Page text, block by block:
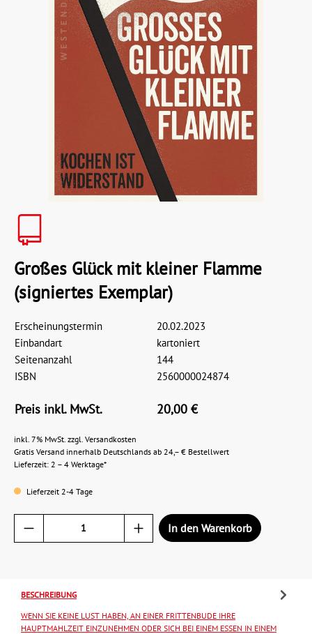
Großes Glück mit kleiner Flamme
(signiertes Exemplar)
Erscheinungstermin
20.02.2023
Einbandart
kartoniert
Seitenanzahl
144
ISBN
2560000024874
Preis inkl. MwSt. 20,00 €
inkl. 7% MwSt. zzgl. Versandkosten
Gratis Versand innerhalb Deutschlands ab 24,– € Bestellwert
Lieferzeit: 2 – 4 Werktage*
Lieferzeit 2-4 Tage
In den Warenkorb
BESCHREIBUNG
WENN SIE KEINE LUST HABEN, AN EINER FRITTENBUDE IHRE
HAUPTMAHLZEIT EINZUNEHMEN ODER SICH BEI EINEM ESSEN IN EINEM